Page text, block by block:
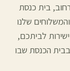
בית כנסת
שלנו
לביתכם,
בבית הכנסת שבו